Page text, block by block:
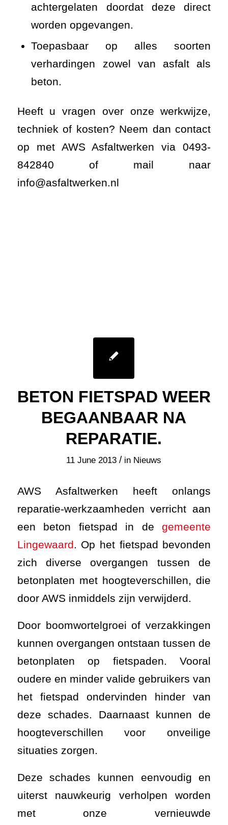
achtergelaten doordat deze direct
worden opgevangen.
Toepasbaar op alles soorten
verhardingen zowel van asfalt als
beton.
Heeft u vragen over onze werkwijze,
techniek of kosten? Neem dan contact
op met AWS Asfaltwerken via 0493-
842840 of mail naar
info@asfaltwerken.nl
BETON FIETSPAD WEER
BEGAANBAAR NA
REPARATIE.
11 June 2013 / in Nieuws
AWS Asfaltwerken heeft onlangs
reparatie-werkzaamheden verricht aan
een beton fietspad in degemeente
Lingewaard. Op het fietspad bevonden
zich diverse overgangen tussen de
betonplaten met hoogteverschillen, die
door AWS inmiddels zijn verwijderd.
Door boomwortelgroei of verzakkingen
kunnen overgangen ontstaan tussen de
betonplaten op fietspaden. Vooral
oudere en minder valide gebruikers van
het fietspad ondervinden hinder van
deze schades. Daarnaast kunnen de
hoogteverschillen voor onveilige
situaties zorgen.
Deze schades kunnen eenvoudig en
uiterst nauwkeurig verholpen worden
met onze vernieuwde